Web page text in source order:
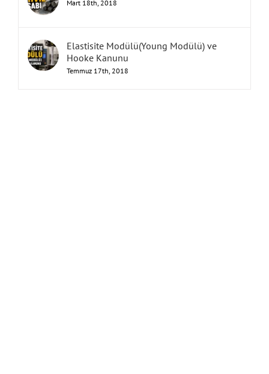
Mart 18th, 2018
Elastisite Modülü(Young Modülü) ve
Hooke Kanunu
Temmuz 17th, 2018